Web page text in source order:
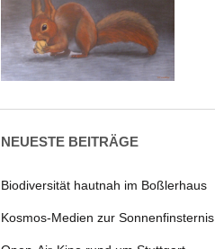
NEUESTE BEITRÄGE
Biodiversität hautnah im Boßlerhaus
Kosmos-Medien zur Sonnenfinsternis